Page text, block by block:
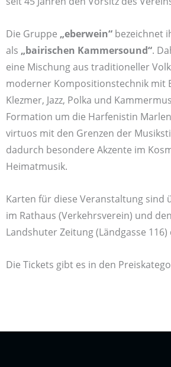
Die Gruppe „eberwein“ bezeichnet
als „bairischen Kammersound“.
eine Mischung aus traditioneller
moderner Kompositionstechnik mit
Klezmer, Jazz, Polka und
Formation um die Harfenistin
virtuos mit den Grenzen der
dadurch besondere Akzente im
Heimatmusik.
Karten für diese Veranstaltung sind
im Rathaus (Verkehrsverein) und
Landshuter Zeitung (Ländgasse
Die Tickets gibt es in den